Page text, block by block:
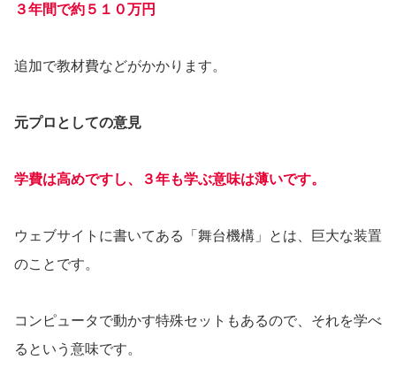
３年間で約５１０万円
追加で教材費などがかかります。
元プロとしての意見
学費は高めですし、３年も学ぶ意味は薄いです。
ウェブサイトに書いてある「舞台機構」とは、巨大な装置
のことです。
コンピュータで動かす特殊セットもあるので、それを学べ
るという意味です。